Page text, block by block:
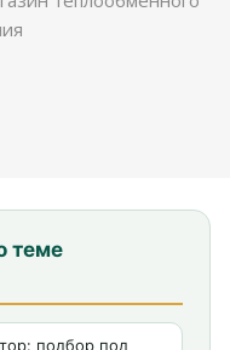
теме
подбор под